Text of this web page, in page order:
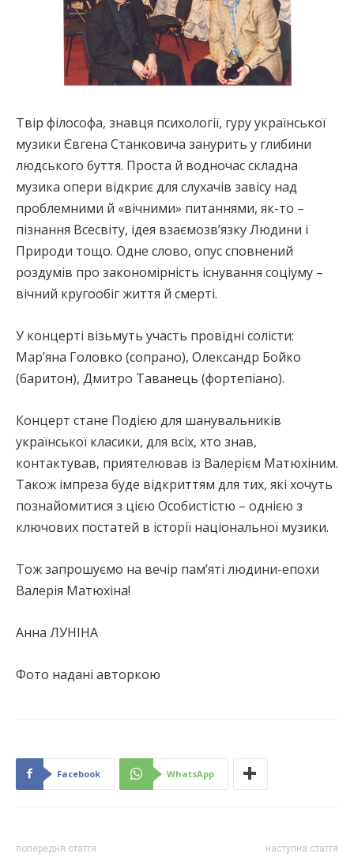
Твір філософа, знавця психології, гуру української
музики Євгена Станковича занурить у глибини
людського буття. Проста й водночас складна
музика опери відкриє для слухачів завісу над
проблемними й «вічними» питаннями, як-то –
пізнання Всесвіту, ідея взаємозв’язку Людини і
Природи тощо. Одне слово, опус сповнений
роздумів про закономірність існування соціуму –
вічний кругообіг життя й смерті.
У концерті візьмуть участь провідні солісти:
Мар’яна Головко (сопрано), Олександр Бойко
(баритон), Дмитро Таванець (фортепіано).
Концерт стане Подією для шанувальників
української класики, для всіх, хто знав,
контактував, приятелював із Валерієм Матюхіним.
Також імпреза буде відкриттям для тих, які хочуть
познайомитися з цією Особистістю – однією з
ключових постатей в історії національної музики.
Тож запрошуємо на вечір пам’яті людини-епохи
Валерія Матюхіна!
Анна ЛУНІНА
Фото надані авторкою
Facebook WhatsApp
попередня стаття наступна стаття